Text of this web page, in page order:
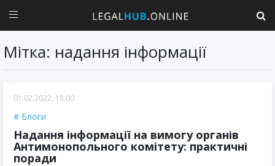
Мітка: надання інформації
01.02.2022, 18:00
Блоги
Надання інформації на вимогу органів
Антимонопольного комітету: практичні
поради